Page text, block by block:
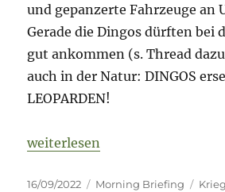
und gepanzerte Fahrzeuge an
Gerade die Dingos dürften bei
gut ankommen (s. Thread
auch in der Natur: DINGOS
LEOPARDEN!
„Fog of War – 16. September
weiterlesen
Veröffentlicht
16/09/2022 Kategorien
Morning Briefing Krieg